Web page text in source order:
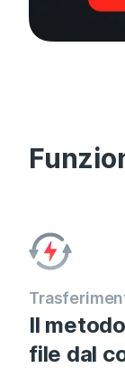
Il
file dal